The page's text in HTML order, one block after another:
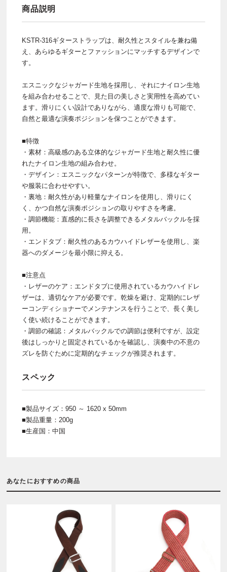
商品説明
KSTR-316ギターストラップは、耐久性とスタイルを兼ね備
え、あらゆるギターとファッションにマッチするデザインで
す。
エスニックなジャガード生地を採用し、それにナイロン生地
を組み合わせることで、見た目の美しさと実用性を高めてい
ます。滑りにくい設計でありながら、適度な滑りも可能で、
自然と最適な演奏ポジションを保つことができます。
■特徴
・素材：高級感のある立体的なジャガード生地と耐久性に優
れたナイロン生地の組み合わせ。
・デザイン：エスニックなパターンが特徴で、多様なギター
や服装に合わせやすい。
・裏地：耐久性があり軽量なナイロンを使用し、滑りにく
く、かつ自然な演奏ポジションの取りやすさを考慮。
・調節機能：直感的に長さを調整できるメタルバックルを採
用。
・エンドタブ：耐久性のあるカウハイドレザーを使用し、楽
器へのダメージを最小限に抑える。
■注意点
・レザーのケア：エンドタブに使用されているカウハイドレ
ザーは、適切なケアが必要です。乾燥を避け、定期的にレザ
ーコンディショナーでメンテナンスを行うことで、長く美し
く使い続けることができます。
・調節の確認：メタルバックルでの調節は便利ですが、設定
後はしっかりと固定されているかを確認し、演奏中の不意の
ズレを防ぐために定期的なチェックが推奨されます。
スペック
■製品サイズ：950 ～ 1620 x 50mm
■製品重量：200g
■生産国：中国
あなたにおすすめの商品